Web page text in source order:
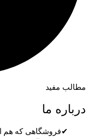
مطالب مفید
درباره ما
✔فروشگاهی که هم